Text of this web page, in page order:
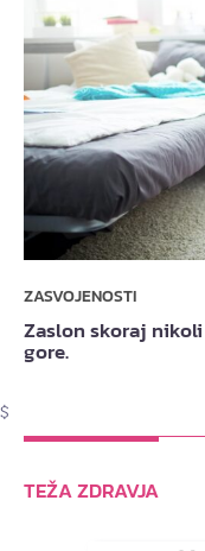
ZASVOJENOSTI
Zaslon skoraj
gore.
$
TEŽA ZDRAVJA